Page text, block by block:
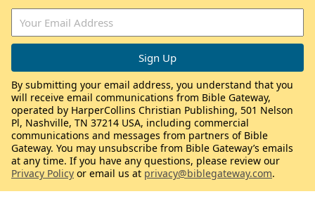
By submitting your email address, you understand that you
will receive email communications from Bible Gateway,
operated by HarperCollins Christian Publishing, 501 Nelson
Pl, Nashville, TN 37214 USA, including commercial
communications and messages from partners of Bible
Gateway. You may unsubscribe from Bible Gateway’s emails
at any time. If you have any questions, please review our
Privacy Policy or email us at privacy@biblegateway.com.